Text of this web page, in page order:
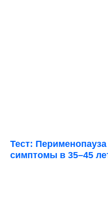
Тест:
симптомы в 35–45